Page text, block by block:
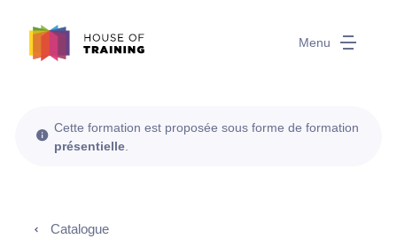
Menu
Cette formation est proposée sous forme de formation
présentielle
Catalogue